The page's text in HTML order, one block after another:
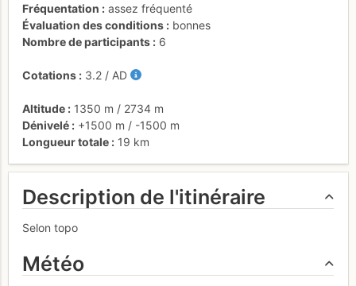
Fréquentation
assez fréquenté
Évaluation des conditions
bonnes
Nombre de participants
6
Cotations 3.2 / AD
Altitude 1350 m / 2734 m
Dénivelé
+1500 m / -1500 m
Longueur totale
19 km
Description de l'itinéraire
Selon topo
Météo